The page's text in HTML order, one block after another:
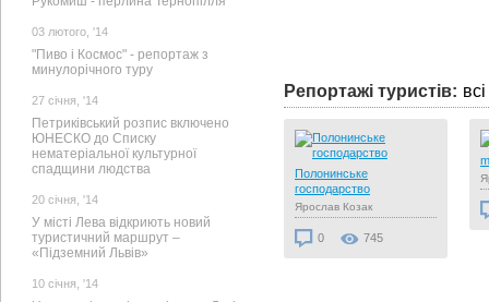
03 лютого, '14
"Пиво і Космос" - репортаж з
минулорічного туру
27 cічня, '14
Петриківський розпис включено
ЮНЕСКО до Списку
нематеріальної культурної
спадщини людства
20 cічня, '14
У місті Лева відкриють новий
туристичний маршрут –
«Підземний Львів»
10 cічня, '14
Репортажі туристів: всі
Старообрядцы - душа
0 607
Полонинське
господарство
Ярослав Козак
0 745